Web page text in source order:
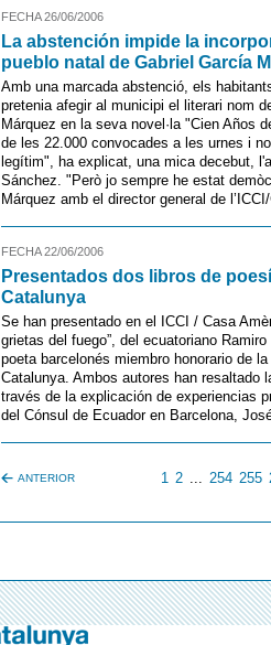
FECHA 26/06/2006
La abstención impide la
pueblo natal de Gabriel García
Amb una marcada abstenció, els
pretenia afegir al municipi el literari nom
Márquez en la seva novel·la "Cien Años
de les 22.000 convocades a les urnes i
legítim", ha explicat, una mica decebut,
Sánchez. "Però jo sempre he estat
Márquez amb el director general de
FECHA 22/06/2006
Presentados dos libros de
Catalunya
Se han presentado en el ICCI / Casa
grietas del fuego”, del ecuatoriano
poeta barcelonés miembro honorario de
Catalunya. Ambos autores han resaltado
través de la explicación de experiencias
del Cónsul de Ecuador en Barcelona,
ANTERIOR 1 2 ... 254 255